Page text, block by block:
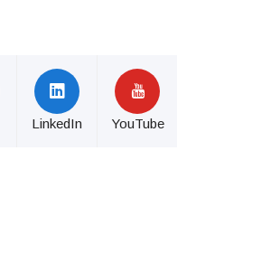
LinkedIn YouTube